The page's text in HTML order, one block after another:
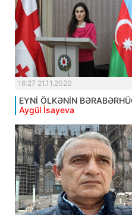
16:27 21.11.2020
EYNİ ÖLKƏNİN
Aygül İsayeva